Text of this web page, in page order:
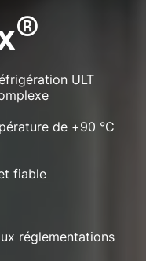
®
ULT
de +90 °C
fiable
réglementations